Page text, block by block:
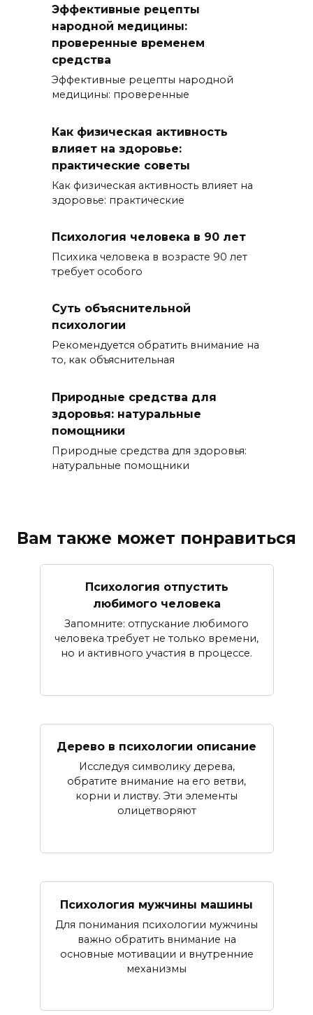
Эффективные рецепты
народной медицины:
проверенные временем
средства
Эффективные рецепты народной
медицины: проверенные
Как физическая активность
влияет на здоровье:
практические советы
Как физическая активность влияет на
здоровье: практические
Психология человека в 90 лет
Психика человека в возрасте 90 лет
требует особого
Суть объяснительной
психологии
Рекомендуется обратить внимание на
то, как объяснительная
Природные средства для
здоровья: натуральные
помощники
Природные средства для здоровья:
натуральные помощники
Вам также может понравиться
Психология отпустить
любимого человека
Запомните: отпускание любимого
человека требует не только времени,
но и активного участия в процессе.
Дерево в психологии описание
Исследуя символику дерева,
обратите внимание на его ветви,
корни и листву. Эти элементы
олицетворяют
Психология мужчины машины
Для понимания психологии мужчины
важно обратить внимание на
основные мотивации и внутренние
механизмы